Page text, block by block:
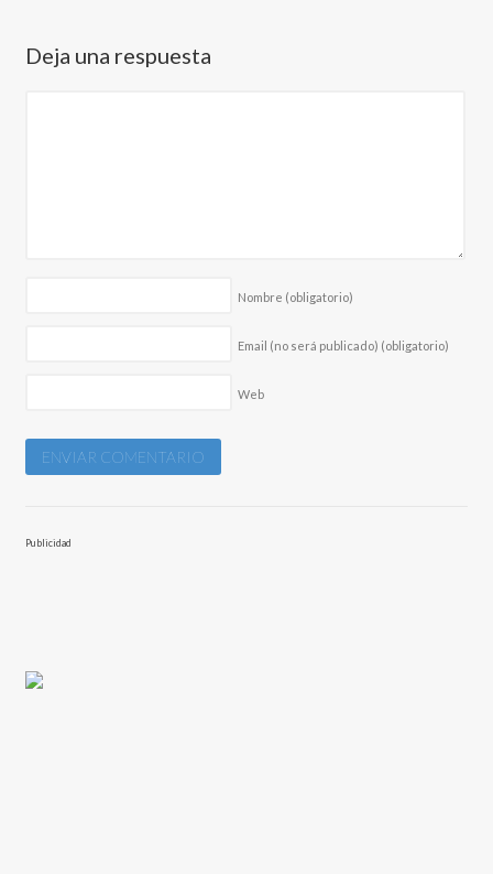
Deja una respuesta
Nombre (obligatorio)
Email (no será publicado) (obligatorio)
Web
Publicidad